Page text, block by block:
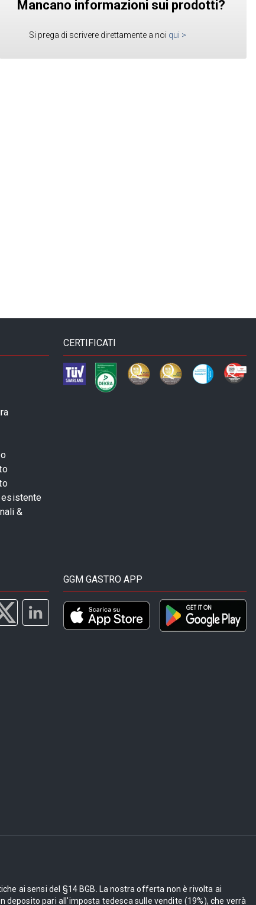
Mancano informazioni sui prodotti?
Si prega di scrivere direttamente a noi qui >
&
CERTIFICATI
GGM GASTRO APP
ai sensi del §14 BGB. La nostra offerta non è rivolta ai
deposito pari all'imposta tedesca sulle vendite (19%), che verrà